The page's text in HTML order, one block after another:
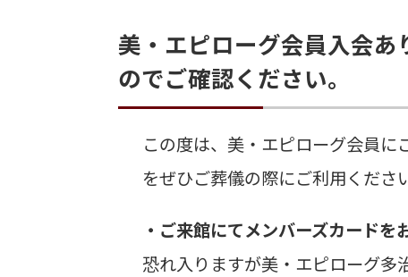
美・エピローグ会員入会
のでご確認ください。
この度は、美・エピローグ会員
をぜひご葬儀の際にご利用くださ
・ご来館にてメンバーズカードを
恐れ入りますが美・エピローグ多